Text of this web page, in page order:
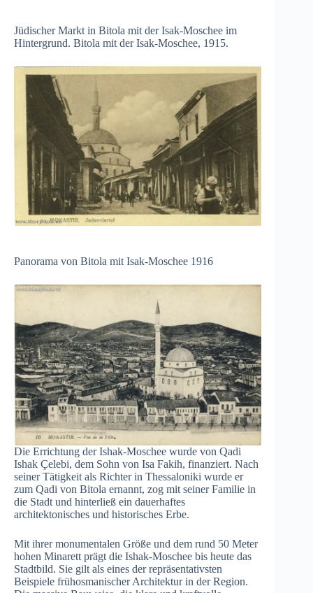
Jüdischer Markt in Bitola mit der Isak-Moschee im
Hintergrund. Bitola mit der Isak-Moschee, 1915.
Panorama von Bitola mit Isak-Moschee 1916
Die Errichtung der Ishak-Moschee wurde von Qadi
Ishak Çelebi, dem Sohn von Isa Fakih, finanziert. Nach
seiner Tätigkeit als Richter in Thessaloniki wurde er
zum Qadi von Bitola ernannt, zog mit seiner Familie in
die Stadt und hinterließ ein dauerhaftes
architektonisches und historisches Erbe.
Mit ihrer monumentalen Größe und dem rund 50 Meter
hohen Minarett prägt die Ishak-Moschee bis heute das
Stadtbild. Sie gilt als eines der repräsentativsten
Beispiele frühosmanischer Architektur in der Region.